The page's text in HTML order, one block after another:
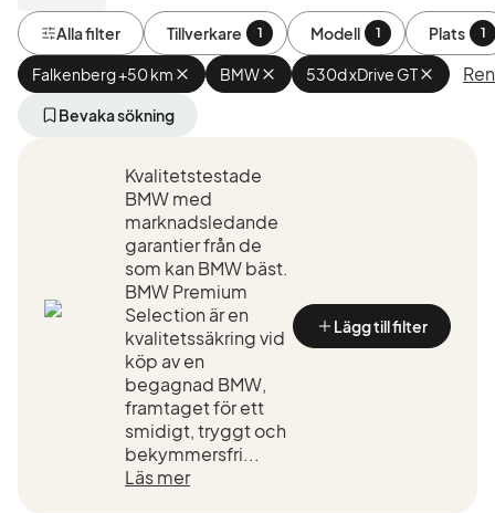
Alla filter Tillverkare 1 Modell 1 Plats 1
Falkenberg +50 km Ta
bort
+50
km
(Plats)
BMW Ta
bort
530d xDrive GT Ta
bort
Bevaka sökning
Kvalitetstestade
BMW med
marknadsledande
garantier från de
som kan BMW bäst.
BMW Premium
Selection är en
kvalitetssäkring vid
köp av en
begagnad BMW,
framtaget för ett
smidigt, tryggt och
bekymmersfri...
Läs mer
Lägg till filter